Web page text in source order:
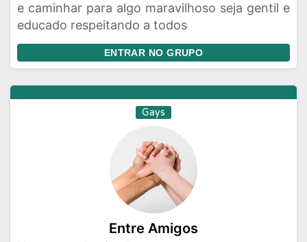
e caminhar para algo maravilhoso seja gentil e
educado respeitando a todos
ENTRAR NO GRUPO
Gays
Entre Amigos